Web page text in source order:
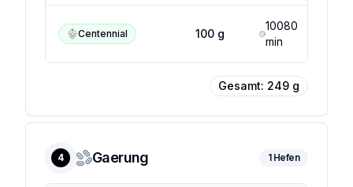
Centennial 100 g
10080
min
Gesamt: 249 g
4 Gaerung 1Hefen